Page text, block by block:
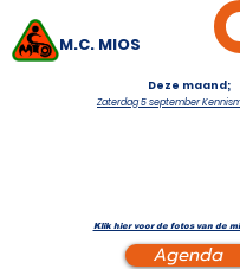
Deze maand;
M.C. MIOS
Zaterdag 5 september
Agenda
Klik hier voor de fotos van de